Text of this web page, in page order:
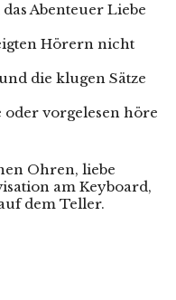
Abenteuer Liebe
Hörern nicht
die klugen Sätze
oder vorgelesen höre
Ohren, liebe
am Keyboard,
dem Teller.